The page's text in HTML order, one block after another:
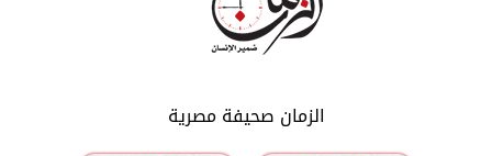
الزمان صحيفة مصرية